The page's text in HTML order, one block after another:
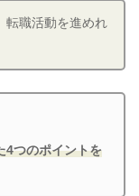
転職活動を進めれ
4つのポイントを